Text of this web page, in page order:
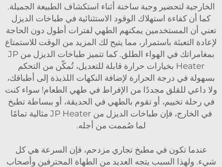
الخارجية لتحضير وجبة ساخنة أثناء استكشاف الطبيعة الجميلة.
كما أن كفاءة استهلاك الوقود الاستثنائية في طباخات الديزل
تعني أن المستخدمين يمكنهم الطهي لفترات أطول دون الحاجة
لإعادة التعبئة باستمرار، مما يتيح لك المزيد من الوقت للاستمتاع
بمغامراتك في الهواء الطلق. كما تتميز طباخات الديزل من JP
Heater بخيارات حرارة قابلة للتعديل، تُمكّن من التحكم
بسهولة في درجة الحرارة لإضافة النكهات اللذيذة إلى أطباقك،
ولا داعي للقلق مجددًا من الإفراط في طهي الطعام! سواء كنت
في رحلة تخييم، أو تقوم بالطهي في الحديقة، أو ببساطة تطبخ
في الخارج، فإن طباخات الديزل من JP Heater مثالية تمامًا
لما صُممت من أجله.
عندما تكون في مطبخ تجاري مزدحم، فإن السرعة هي كل
شيء. ولهذا السبب يتجه العديد من الطهاة المحترفين وأصحاب